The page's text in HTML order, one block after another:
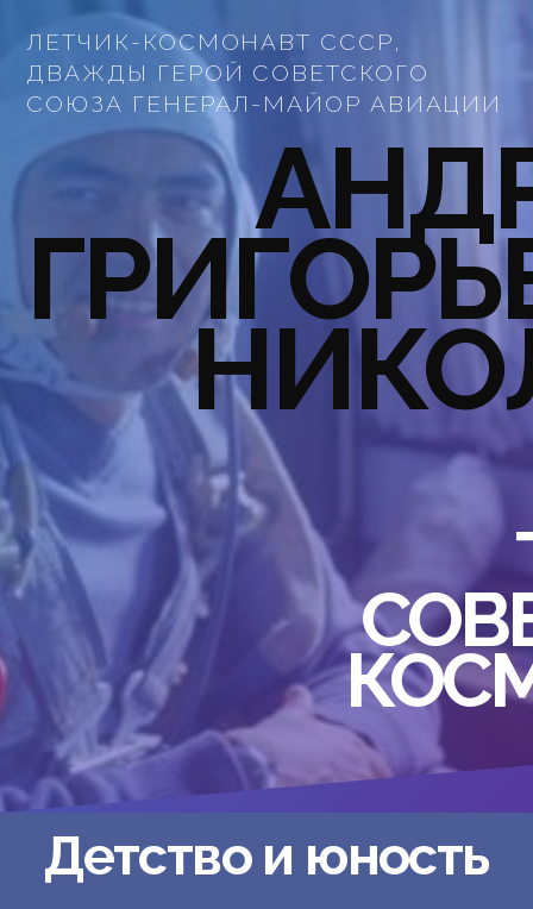
ЛЕТЧИК-КОСМОНАВТ СССР,
ДВАЖДЫ ГЕРОЙ СОВЕТСКОГО
СОЮЗА ГЕНЕРАЛ-МАЙОР АВИАЦИИ
Детство и юность